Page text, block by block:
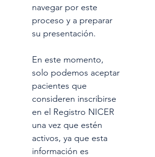
navegar por este
proceso y a preparar
su presentación.
En este momento,
solo podemos aceptar
pacientes que
consideren inscribirse
en el Registro NICER
una vez que estén
activos, ya que esta
información es